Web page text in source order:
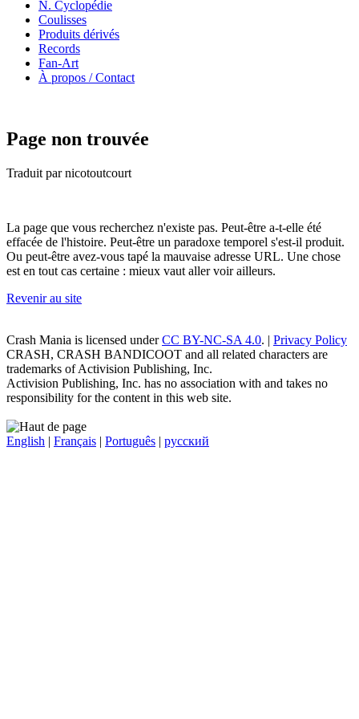
N. Cyclopédie
Coulisses
Produits dérivés
Records
Fan-Art
À propos / Contact
Page non trouvée
Traduit par nicotoutcourt
La page que vous recherchez n'existe pas. Peut-être a-t-elle été
effacée de l'histoire. Peut-être un paradoxe temporel s'est-il produit.
Ou peut-être avez-vous tapé la mauvaise adresse URL. Une chose
est en tout cas certaine : mieux vaut aller voir ailleurs.
Revenir au site
Crash Mania is licensed underCC BY-NC-SA 4.0. | Privacy Policy
CRASH, CRASH BANDICOOT and all related characters are
trademarks of Activision Publishing, Inc.
Activision Publishing, Inc. has no association with and takes no
responsibility for the content in this web site.
English | Français | Português | русский